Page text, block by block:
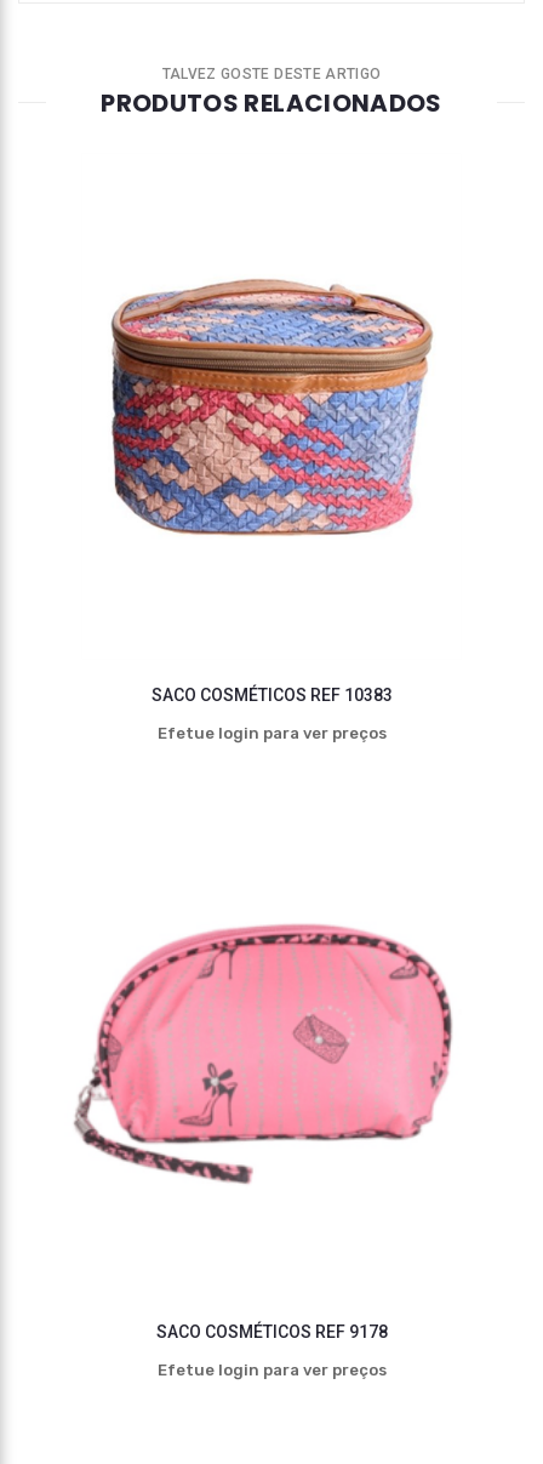
TALVEZ GOSTE DESTE ARTIGO
PRODUTOS RELACIONADOS
SACO COSMÉTICOS REF 10383
Efetue login para ver preços
SACO COSMÉTICOS REF 9178
Efetue login para ver preços